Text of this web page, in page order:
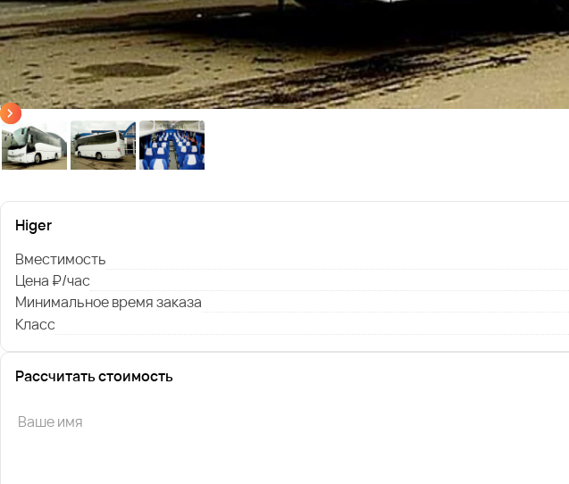
Higer
Вместимость
Цена ₽/час
Минимальное время заказа
Класс
Рассчитать стоимость